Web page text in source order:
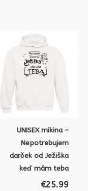
UNISEX mikina –
Nepotrebujem
darček od Ježiška
keď mám teba
€25.99